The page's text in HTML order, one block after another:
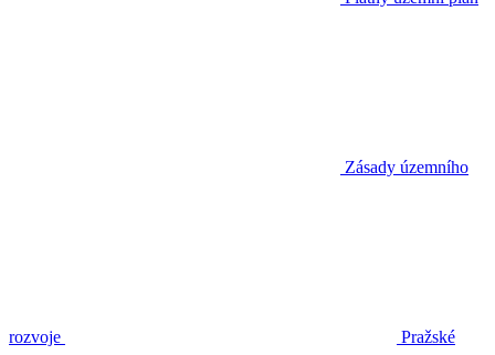
Zásady územního
rozvoje Pražské